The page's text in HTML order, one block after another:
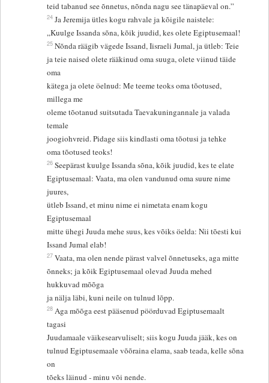
teid tabanud see õnnetus, nõnda nagu see tänapäeval on.”
24 Ja Jeremija ütles kogu rahvale ja kõigile naistele:
„Kuulge Issanda sõna, kõik juudid, kes olete Egiptusemaal!
25 Nõnda räägib vägede Issand, Iisraeli Jumal, ja ütleb: Teie
ja teie naised olete rääkinud oma suuga, olete viinud täide
oma
kätega ja olete öelnud: Me teeme teoks oma tõotused,
millega me
oleme tõotanud suitsutada Taevakuningannale ja valada
temale
joogiohvreid. Pidage siis kindlasti oma tõotusi ja tehke
oma tõotused teoks!
26 Seepärast kuulge Issanda sõna, kõik juudid, kes te elate
Egiptusemaal: Vaata, ma olen vandunud oma suure nime
juures,
ütleb Issand, et minu nime ei nimetata enam kogu
Egiptusemaal
mitte ühegi Juuda mehe suus, kes võiks öelda: Nii tõesti kui
Issand Jumal elab!
27 Vaata, ma olen nende pärast valvel õnnetuseks, aga mitte
õnneks; ja kõik Egiptusemaal olevad Juuda mehed
hukkuvad mõõga
ja nälja läbi, kuni neile on tulnud lõpp.
28 Aga mõõga eest pääsenud pöörduvad Egiptusemaalt
tagasi
Juudamaale väikesearvuliselt; siis kogu Juuda jääk, kes on
tulnud Egiptusemaale võõraina elama, saab teada, kelle sõna
on
tõeks läinud - minu või nende.